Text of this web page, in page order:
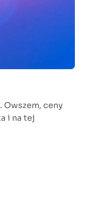
Owszem, ceny
i na tej